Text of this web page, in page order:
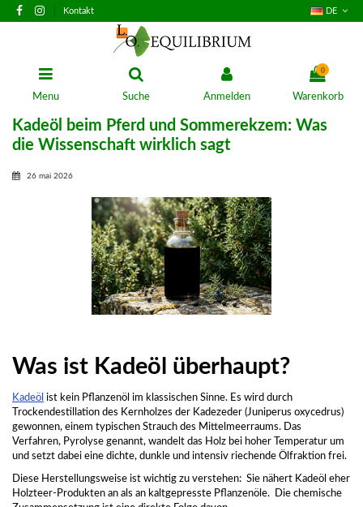
Kontakt DE
Menu Suche Anmelden
0
Warenkorb
Kadeöl beim Pferd und Sommerekzem: Was
die Wissenschaft wirklich sagt
26 mai 2026
Was ist Kadeöl überhaupt?
Kadeöl ist kein Pflanzenöl im klassischen Sinne. Es wird durch
Trockendestillation des Kernholzes der Kadezeder (Juniperus oxycedrus)
gewonnen, einem typischen Strauch des Mittelmeerraums. Das
Verfahren, Pyrolyse genannt, wandelt das Holz bei hoher Temperatur um
und setzt dabei eine dichte, dunkle und intensiv riechende Ölfraktion frei.
Diese Herstellungsweise ist wichtig zu verstehen: Sie nähert Kadeöl eher
Holzteer-Produkten an als an kaltgepresste Pflanzenöle. Die chemische